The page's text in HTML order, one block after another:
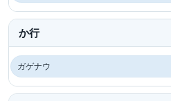
か行
ガゲナウ